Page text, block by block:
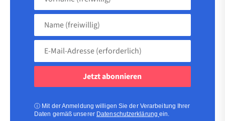
Name
(freiwillig)
Adresse
ⓘ Mit der Anmeldung willigen Sie der Verarbeitung Ihrer
Daten gemäß unserer Datenschutzerklärungein.